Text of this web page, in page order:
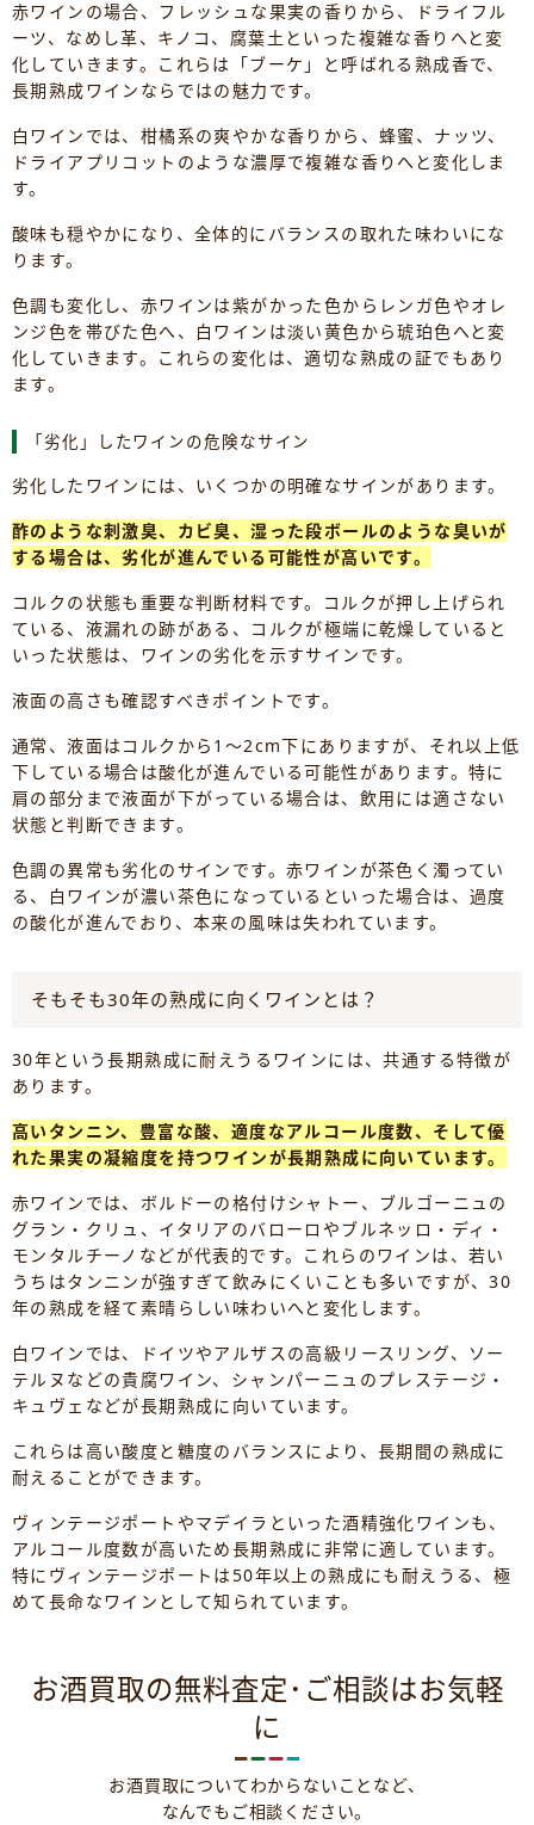
赤ワインの場合、フレッシュな果実の香りから、ドライフル
ーツ、なめし革、キノコ、腐葉土といった複雑な香りへと変
化していきます。これらは「ブーケ」と呼ばれる熟成香で、
長期熟成ワインならではの魅力です。
白ワインでは、柑橘系の爽やかな香りから、蜂蜜、ナッツ、
ドライアプリコットのような濃厚で複雑な香りへと変化しま
す。
酸味も穏やかになり、全体的にバランスの取れた味わいにな
ります。
色調も変化し、赤ワインは紫がかった色からレンガ色やオレ
ンジ色を帯びた色へ、白ワインは淡い黄色から琥珀色へと変
化していきます。これらの変化は、適切な熟成の証でもあり
ます。
「劣化」したワインの危険なサイン
劣化したワインには、いくつかの明確なサインがあります。
酢のような刺激臭、カビ臭、湿った段ボールのような臭いが
する場合は、劣化が進んでいる可能性が高いです。
コルクの状態も重要な判断材料です。コルクが押し上げられ
ている、液漏れの跡がある、コルクが極端に乾燥していると
いった状態は、ワインの劣化を示すサインです。
液面の高さも確認すべきポイントです。
通常、液面はコルクから1～2cm下にありますが、それ以上低
下している場合は酸化が進んでいる可能性があります。特に
肩の部分まで液面が下がっている場合は、飲用には適さない
状態と判断できます。
色調の異常も劣化のサインです。赤ワインが茶色く濁ってい
る、白ワインが濃い茶色になっているといった場合は、過度
の酸化が進んでおり、本来の風味は失われています。
そもそも30年の熟成に向くワインとは？
30年という長期熟成に耐えうるワインには、共通する特徴が
あります。
高いタンニン、豊富な酸、適度なアルコール度数、そして優
れた果実の凝縮度を持つワインが長期熟成に向いています。
赤ワインでは、ボルドーの格付けシャトー、ブルゴーニュの
グラン・クリュ、イタリアのバローロやブルネッロ・ディ・
モンタルチーノなどが代表的です。これらのワインは、若い
うちはタンニンが強すぎて飲みにくいことも多いですが、30
年の熟成を経て素晴らしい味わいへと変化します。
白ワインでは、ドイツやアルザスの高級リースリング、ソー
テルヌなどの貴腐ワイン、シャンパーニュのプレステージ・
キュヴェなどが長期熟成に向いています。
これらは高い酸度と糖度のバランスにより、長期間の熟成に
耐えることができます。
ヴィンテージポートやマデイラといった酒精強化ワインも、
アルコール度数が高いため長期熟成に非常に適しています。
特にヴィンテージポートは50年以上の熟成にも耐えうる、極
めて長命なワインとして知られています。
お酒買取の無料査定･ご相談はお気軽
に
お酒買取についてわからないことなど、
なんでもご相談ください。